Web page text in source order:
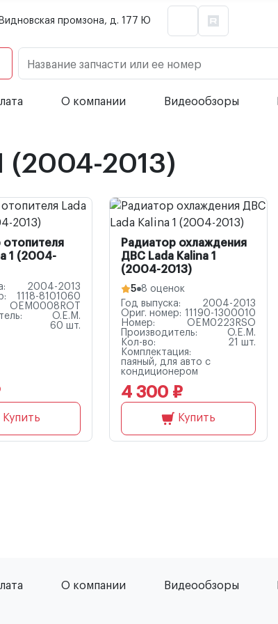
промзона, д. 177 Ю
Название запчасти или ее номер
О компании Видеообзоры
(2004-2013)
отопителя
1 (2004-
2004-2013
1118-8101060
OEM0008ROT
O.E.M.
60 шт.
Купить
Радиатор охлаждения
ДВС Lada Kalina 1
(2004-2013)
5 8 оценок
Год выпуска:
2004-2013
Ориг. номер: 11190-1300010
Номер:
OEM0223RSO
Производитель:
O.E.M.
Кол-во:
21 шт.
Комплектация:
паяный, для авто с
кондиционером
4 300 ₽
Купить
О компании Видеообзоры